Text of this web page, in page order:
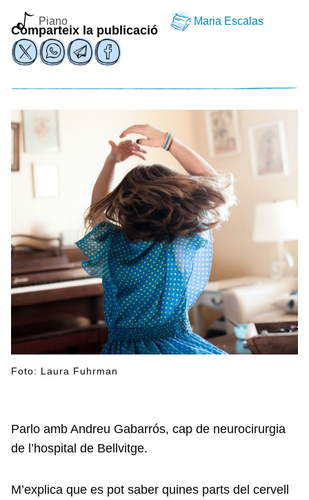
Piano Maria Escalas
Comparteix la publicació
Foto: Laura Fuhrman
Parlo amb Andreu Gabarrós, cap de neurocirurgia
de l’hospital de Bellvitge.
M’explica que es pot saber quines parts del cervell